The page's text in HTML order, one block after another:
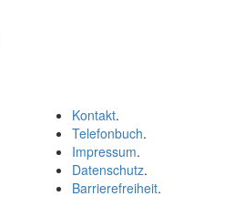
Kontakt.
Telefonbuch.
Impressum.
Datenschutz.
Barrierefreiheit.